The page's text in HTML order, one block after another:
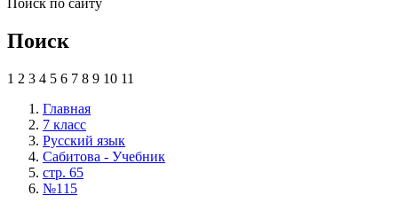
Поиск
1 2 3 4 5 6 7 8 9 10 11
Главная
7 класс
Русский язык
Сабитова - Учебник
стр. 65
№115